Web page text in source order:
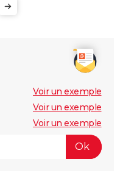
Voir un exemple
Voir un exemple
Voir un exemple